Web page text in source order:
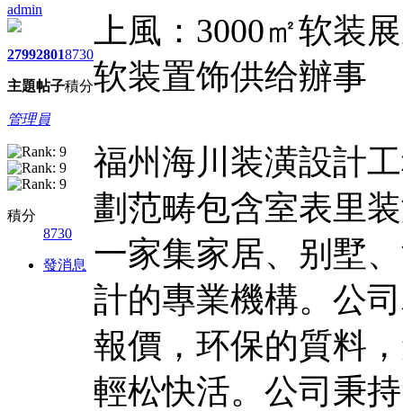
admin
2799
主題
2801
帖子
8730
積分
管理員
積分
8730
發消息
上風：3000㎡软装
软装置饰供给辦事
福州海川装潢設計
劃范畴包含室表里
一家集家居、别墅
計的專業機構。公
報價，环保的質料
輕松快活。公司秉